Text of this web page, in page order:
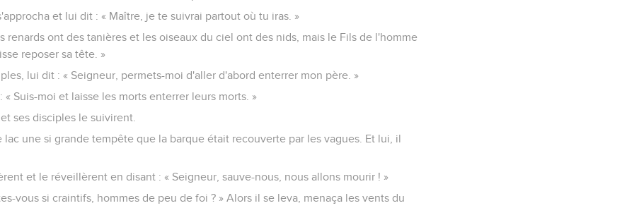
et lui dit : « Maître, je te suivrai partout où tu iras. »
renards ont des tanières et les oiseaux du ciel ont des nids, mais le Fils de l'homme
reposer sa tête. »
lui dit : « Seigneur, permets-moi d'aller d'abord enterrer mon père. »
« Suis-moi et laisse les morts enterrer leurs morts. »
ses disciples le suivirent.
lac une si grande tempête que la barque était recouverte par les vagues. Et lui, il
et le réveillèrent en disant : « Seigneur, sauve-nous, nous allons mourir ! »
vous si craintifs, hommes de peu de foi ? » Alors il se leva, menaça les vents du